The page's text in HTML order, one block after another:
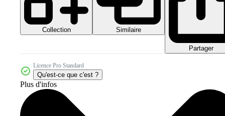
Collection Similaire
Partager
Licence Pro Standard
Qu'est-ce que c'est ?
Plus d'infos